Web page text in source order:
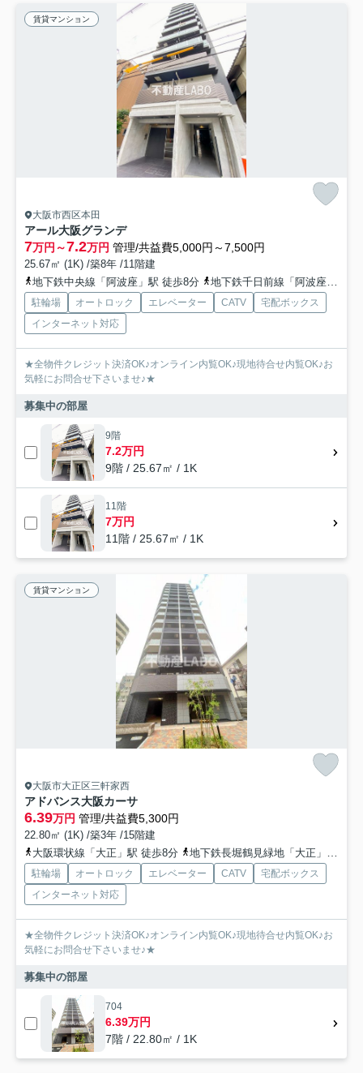
賃貸マンション
大阪市西区本田
アール大阪グランデ
7万円～7.2万円 管理/共益費5,000円～7,500円
25.67㎡ (1K) /築8年 /11階建
地下鉄中央線「阿波座」駅 徒歩8分
地下鉄千日前線「阿波座」駅 徒歩8分
駐輪場 オートロック エレベーター CATV
宅配ボックス
インターネット対応
★全物件クレジット決済OK♪オンライン内覧OK♪現地待合せ内覧OK♪お
気軽にお問合せ下さいませ♪★
募集中の部屋
9階
7.2万円
9階 / 25.67㎡ / 1K
11階
7万円
11階 / 25.67㎡ / 1K
賃貸マンション
大阪市大正区三軒家西
アドバンス大阪カーサ
6.39万円 管理/共益費5,300円
22.80㎡ (1K) /築3年 /15階建
大阪環状線「大正」駅 徒歩8分
地下鉄長堀鶴見緑地「大正」駅 徒歩8分
駐輪場 オートロック エレベーター CATV
宅配ボックス
インターネット対応
★全物件クレジット決済OK♪オンライン内覧OK♪現地待合せ内覧OK♪お
気軽にお問合せ下さいませ♪★
募集中の部屋
704
6.39万円
7階 / 22.80㎡ / 1K